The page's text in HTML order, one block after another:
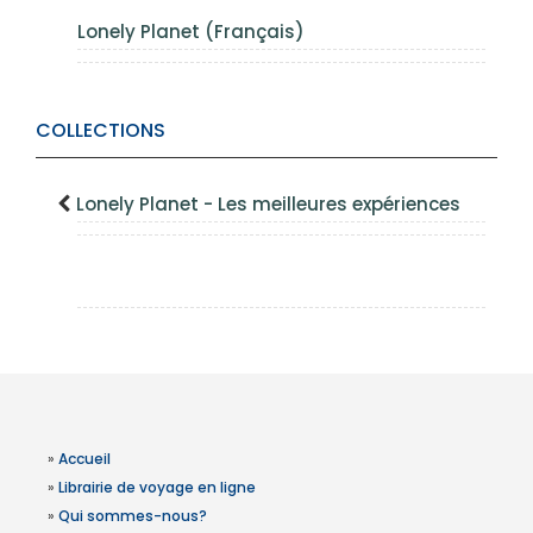
Lonely Planet (Français)
COLLECTIONS
Lonely Planet - Les meilleures expériences
» Accueil
» Librairie de voyage en ligne
» Qui sommes-nous?